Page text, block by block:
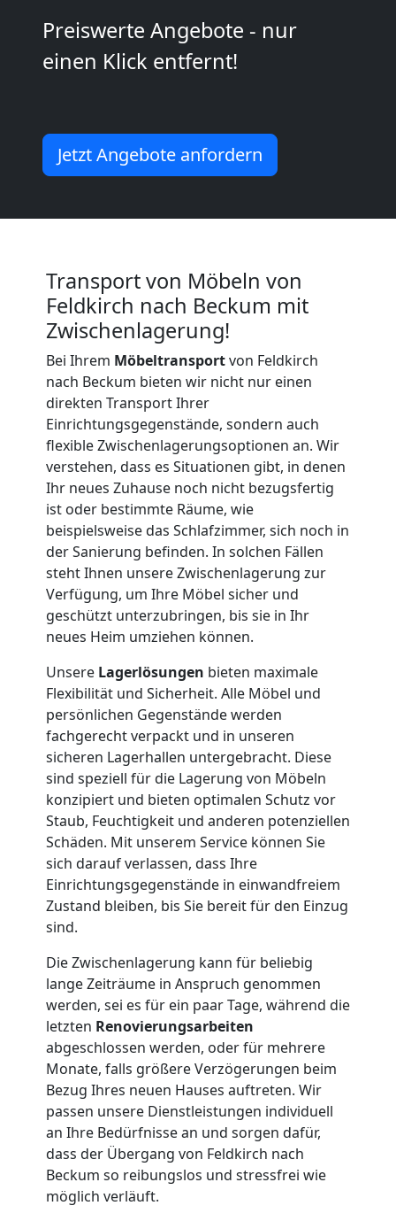
Preiswerte Angebote - nur
einen Klick entfernt!
Jetzt Angebote anfordern
Transport von Möbeln von
Feldkirch nach Beckum mit
Zwischenlagerung!
Bei Ihrem Möbeltransportvon Feldkirch
nach Beckum bieten wir nicht nur einen
direkten Transport Ihrer
Einrichtungsgegenstände, sondern auch
flexible Zwischenlagerungsoptionen an. Wir
verstehen, dass es Situationen gibt, in denen
Ihr neues Zuhause noch nicht bezugsfertig
ist oder bestimmte Räume, wie
beispielsweise das Schlafzimmer, sich noch in
der Sanierung befinden. In solchen Fällen
steht Ihnen unsere Zwischenlagerung zur
Verfügung, um Ihre Möbel sicher und
geschützt unterzubringen, bis sie in Ihr
neues Heim umziehen können.
Unsere Lagerlösungen bieten maximale
Flexibilität und Sicherheit. Alle Möbel und
persönlichen Gegenstände werden
fachgerecht verpackt und in unseren
sicheren Lagerhallen untergebracht. Diese
sind speziell für die Lagerung von Möbeln
konzipiert und bieten optimalen Schutz vor
Staub, Feuchtigkeit und anderen potenziellen
Schäden. Mit unserem Service können Sie
sich darauf verlassen, dass Ihre
Einrichtungsgegenstände in einwandfreiem
Zustand bleiben, bis Sie bereit für den Einzug
sind.
Die Zwischenlagerung kann für beliebig
lange Zeiträume in Anspruch genommen
werden, sei es für ein paar Tage, während die
letzten Renovierungsarbeiten
abgeschlossen werden, oder für mehrere
Monate, falls größere Verzögerungen beim
Bezug Ihres neuen Hauses auftreten. Wir
passen unsere Dienstleistungen individuell
an Ihre Bedürfnisse an und sorgen dafür,
dass der Übergang von Feldkirch nach
Beckum so reibungslos und stressfrei wie
möglich verläuft.
Anfrage
National
Beiladung
National
Beiladung
International
Internationaler
Umzug
Nationaler
Umzug